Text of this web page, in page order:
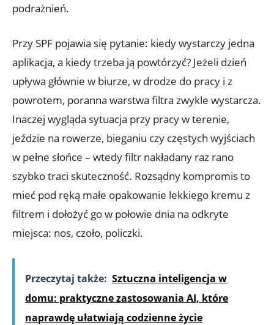
podrażnień.
Przy SPF pojawia się pytanie: kiedy wystarczy jedna
aplikacja, a kiedy trzeba ją powtórzyć? Jeżeli dzień
upływa głównie w biurze, w drodze do pracy i z
powrotem, poranna warstwa filtra zwykle wystarcza.
Inaczej wygląda sytuacja przy pracy w terenie,
jeździe na rowerze, bieganiu czy częstych wyjściach
w pełne słońce – wtedy filtr nakładany raz rano
szybko traci skuteczność. Rozsądny kompromis to
mieć pod ręką małe opakowanie lekkiego kremu z
filtrem i dołożyć go w połowie dnia na odkryte
miejsca: nos, czoło, policzki.
Przeczytaj także: Sztuczna inteligencja w
domu: praktyczne zastosowania AI, które
naprawdę ułatwiają codzienne życie